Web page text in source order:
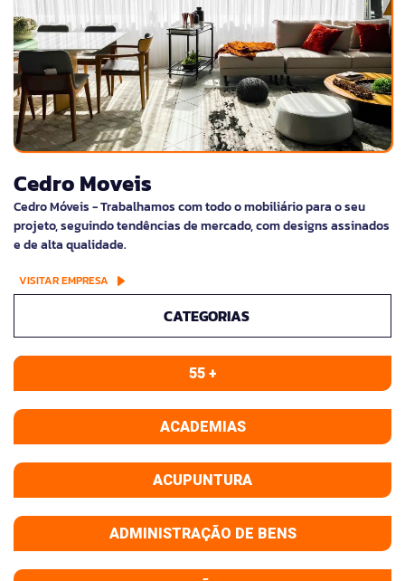
Cedro Moveis
Cedro Móveis - Trabalhamos com todo o mobiliário para o seu
projeto, seguindo tendências de mercado, com designs assinados
e de alta qualidade.
VISITAR EMPRESA
CATEGORIAS
55 +
ACADEMIAS
ACUPUNTURA
ADMINISTRAÇÃO DE BENS